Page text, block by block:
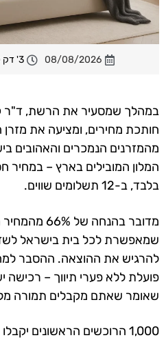
08/08/2026 3' דק קריאה
במהלך שמסעיר את הרשת, ד"ר
חותכת מחירים, ומציעה את
מהמזרנים הנמכרים והאהובים
בלבד, ב-12 תשלומים שווים.
שמאפשרת לכל בית בישראל
להרגיש את ההוצאה. ההסבר
פועלת ללא פערי תיווך – רכישה
שאומר שאתם מקבלים תמורה
1,000 הרוכשים הראשונים